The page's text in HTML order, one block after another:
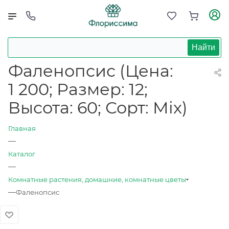
Найти
Фаленопсис (Цена:
1 200; Размер: 12;
Высота: 60; Сорт: Mix)
Главная
—
Каталог
—
Комнатные растения, домашние, комнатные цветы
—Фаленопсис